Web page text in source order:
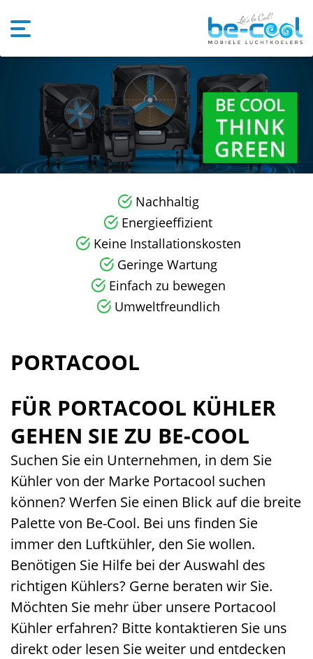
Nachhaltig
Energieeffizient
Keine Installationskosten
Geringe Wartung
Einfach zu bewegen
Umweltfreundlich
PORTACOOL
FÜR PORTACOOL KÜHLER
GEHEN SIE ZU BE-COOL
Suchen Sie ein Unternehmen, in dem Sie
Kühler von der Marke Portacool suchen
können? Werfen Sie einen Blick auf die breite
Palette von Be-Cool. Bei uns finden Sie
immer den Luftkühler, den Sie wollen.
Benötigen Sie Hilfe bei der Auswahl des
richtigen Kühlers? Gerne beraten wir Sie.
Möchten Sie mehr über unsere Portacool
Kühler erfahren? Bitte kontaktieren Sie uns
direkt oder lesen Sie weiter und entdecken